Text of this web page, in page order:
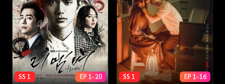
SS 1 EP 1-20 SS 1 EP 1-16